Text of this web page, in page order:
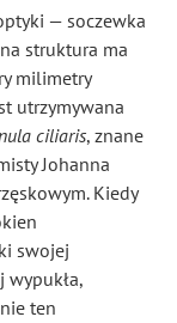
— soczewka
struktura ma
milimetry
utrzymywana
ciliaris, znane
Johanna
Kiedy
swojej
wypukła,
ten